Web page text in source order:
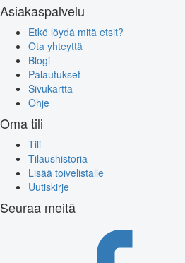
Asiakaspalvelu
Etkö löydä mitä etsit?
Ota yhteyttä
Blogi
Palautukset
Sivukartta
Ohje
Oma tili
Tili
Tilaushistoria
Lisää toivelistalle
Uutiskirje
Seuraa meitä